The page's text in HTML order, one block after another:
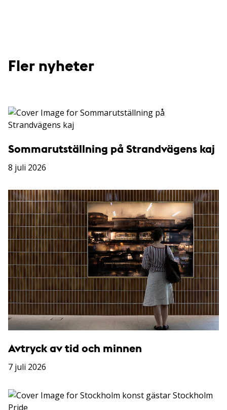
Fler nyheter
Sommarutställning på Strandvägens kaj
8 juli 2026
Avtryck av tid och minnen
7 juli 2026